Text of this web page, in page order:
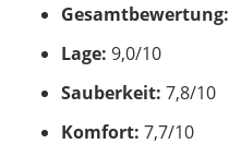
Gesamtbewertung:
Lage: 9,0/10
Sauberkeit: 7,8/10
Komfort: 7,7/10